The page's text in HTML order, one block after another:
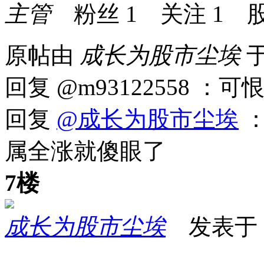
主管粉丝 1 关注 1
原帖由 成长为股市尘埃
回复 @m93122558 ：可
回复 @成长为股市尘埃
属全涨就傻眼了
7楼
成长为股市尘埃发表于